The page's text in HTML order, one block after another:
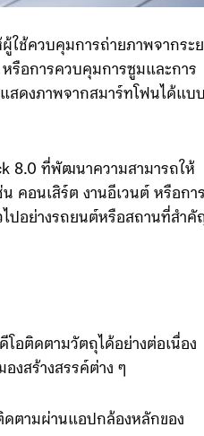
ช้ควบคุมการถ่ายภาพจากระยะ
สดงภาพจากสมาร์ทโฟนได้แบบ
8.0 ที่พัฒนาความสามารถให้
อติดตามวัตถุได้อย่างต่อเนื่อง